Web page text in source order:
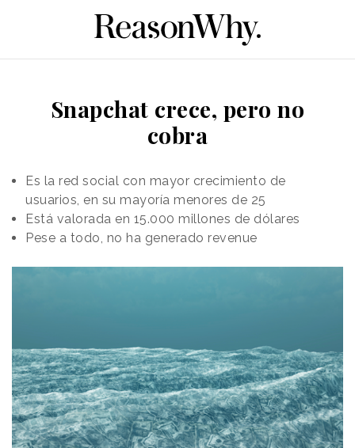
Snapchat crece, pero no
cobra
Es la red social con mayor crecimiento de
usuarios, en su mayoría menores de 25
Está valorada en 15.000 millones de dólares
Pese a todo, no ha generado revenue